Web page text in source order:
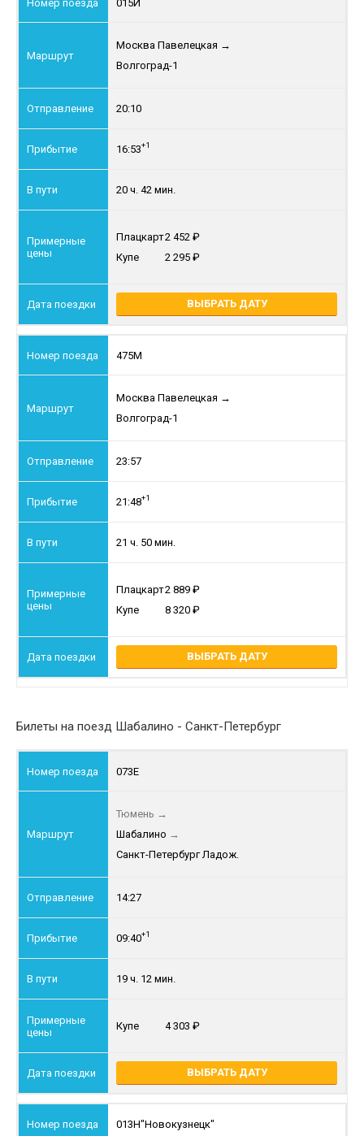
015Й
Москва Павелецкая →
Волгоград-1
20:10
16:53+1
20 ч. 42 мин.
Плацкарт2 452
Купе
2 295
ВЫБРАТЬ ДАТУ
475М
Москва Павелецкая →
Волгоград-1
23:57
21:48+1
21 ч. 50 мин.
Плацкарт2 889
Купе
8 320
ВЫБРАТЬ ДАТУ
Билеты на поезд Шабалино - Санкт-Петербург
073Е
Тюмень →
Шабалино →
Санкт-Петербург Ладож.
14:27
09:40+1
19 ч. 12 мин.
Купе 4 303
ВЫБРАТЬ ДАТУ
013Н"Новокузнецк"